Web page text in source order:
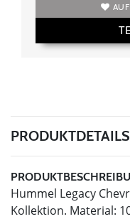
PRODUKTDETAILS
Hummel Legacy
Kollektion. Material: